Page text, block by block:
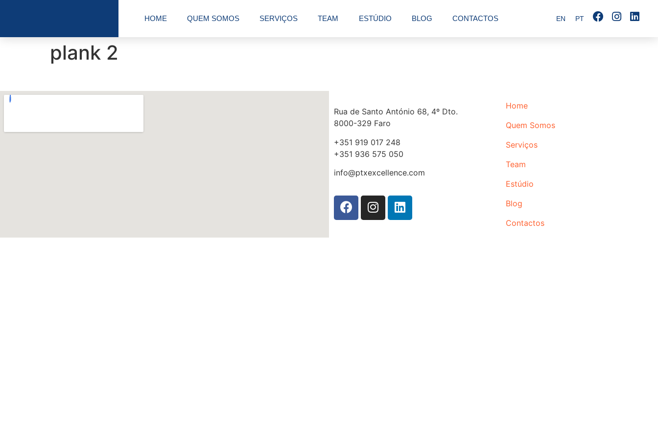
HOME QUEM SOMOS SERVIÇOS TEAM ESTÚDIO BLOG CONTACTOS EN PT
plank 2
Rua de Santo António 68, 4º Dto.
8000-329 Faro
+351 919 017 248
+351 936 575 050
info@ptxexcellence.com
Home
Quem Somos
Serviços
Team
Estúdio
Blog
Contactos